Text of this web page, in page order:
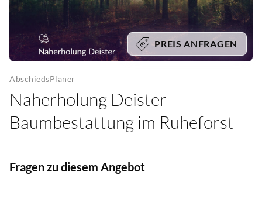
PREIS ANFRAGEN
AbschiedsPlaner
Naherholung Deister -
Baumbestattung im Ruheforst
Fragen zu diesem Angebot